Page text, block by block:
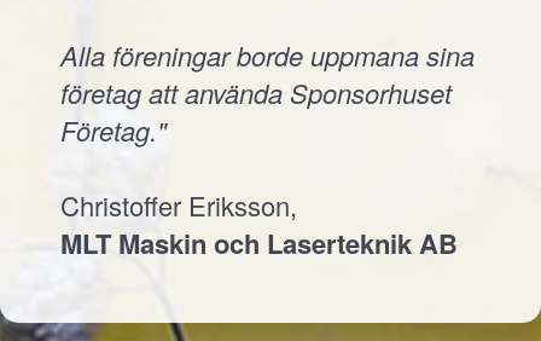
Alla föreningar borde uppmana sina
företag att använda Sponsorhuset
Företag."
Christoffer Eriksson,
MLT Maskin och Laserteknik AB